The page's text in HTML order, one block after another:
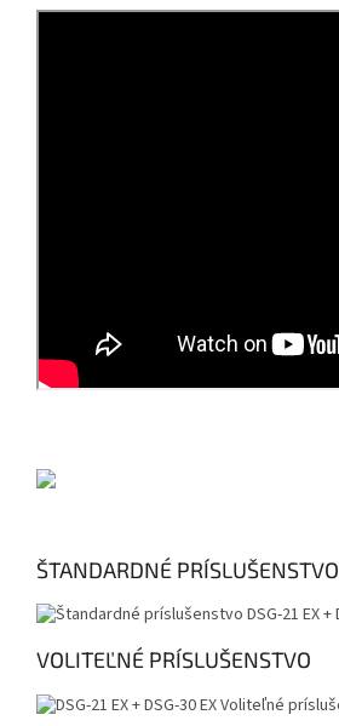
ŠTANDARDNÉ PRÍSLUŠENSTVO
VOLITEĽNÉ PRÍSLUŠENSTVO